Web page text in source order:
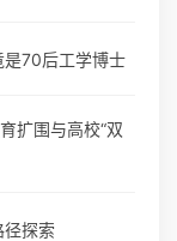
是70后工学博士
扩围与高校“双
探索